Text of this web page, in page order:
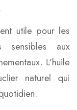
utile pour les
sensibles aux
L’huile
naturel qui